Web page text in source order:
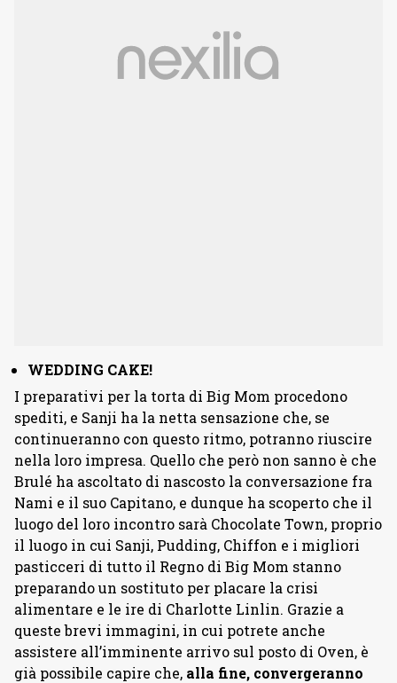
WEDDING CAKE!
I preparativi per la torta di Big Mom procedono
spediti, e Sanji ha la netta sensazione che, se
continueranno con questo ritmo, potranno riuscire
nella loro impresa. Quello che però non sanno è che
Brulé ha ascoltato di nascosto la conversazione fra
Nami e il suo Capitano, e dunque ha scoperto che il
luogo del loro incontro sarà Chocolate Town, proprio
il luogo in cui Sanji, Pudding, Chiffon e i migliori
pasticceri di tutto il Regno di Big Mom stanno
preparando un sostituto per placare la crisi
alimentare e le ire di Charlotte Linlin. Grazie a
queste brevi immagini, in cui potrete anche
assistere all’imminente arrivo sul posto di Oven, è
già possibile capire che, alla fine, convergeranno